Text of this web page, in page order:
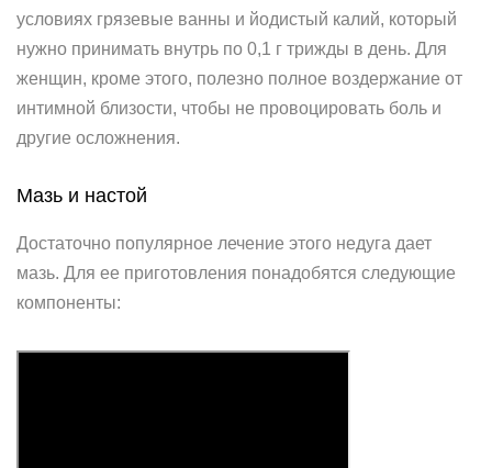
условиях грязевые ванны и йодистый калий, который
нужно принимать внутрь по 0,1 г трижды в день. Для
женщин, кроме этого, полезно полное воздержание от
интимной близости, чтобы не провоцировать боль и
другие осложнения.
Мазь и настой
Достаточно популярное лечение этого недуга дает
мазь. Для ее приготовления понадобятся следующие
компоненты: